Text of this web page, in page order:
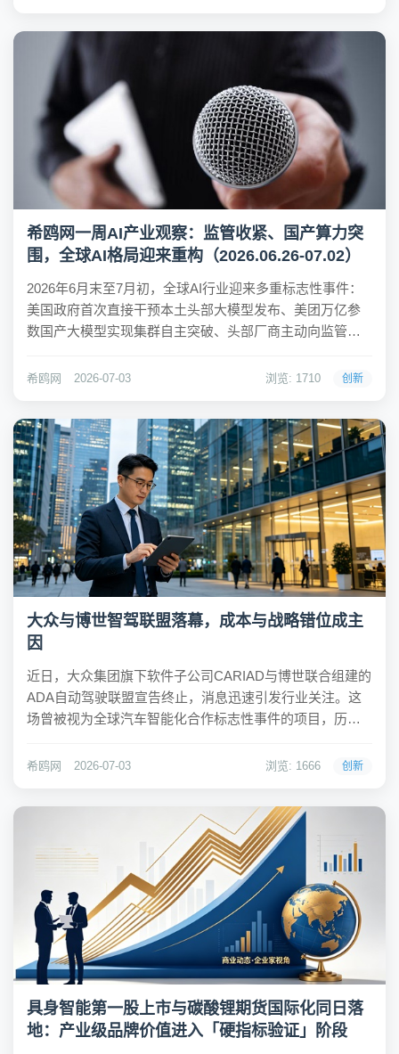
监...
希鸥网一周AI产业观察：监管收紧、国产算力突
围，全球AI格局迎来重构（2026.06.26-07.02）
2026年6月末至7月初，全球AI行业迎来多重标志性事件：
美国政府首次直接干预本土头部大模型发布、美团万亿参
数国产大模型实现集群自主突破、头部厂商主动向监管释
中涌现。行业发展逻辑彻底改写，AI竞争不再局限于模型
希鸥网 2026-07-03 浏览: 1710 创新
大众与博世智驾联盟落幕，成本与战略错位成主
因
近日，大众集团旗下软件子公司CARIAD与博世联合组建的
ADA自动驾驶联盟宣告终止，消息迅速引发行业关注。这
场曾被视为全球汽车智能化合作标志性事件的项目，历经
“博世技术不达标”等片面解读。然而，深入分析后可以发
希鸥网 2026-07-03 浏览: 1666 创新
具身智能第一股上市与碳酸锂期货国际化同日落
地：产业级品牌价值进入「硬指标验证」阶段